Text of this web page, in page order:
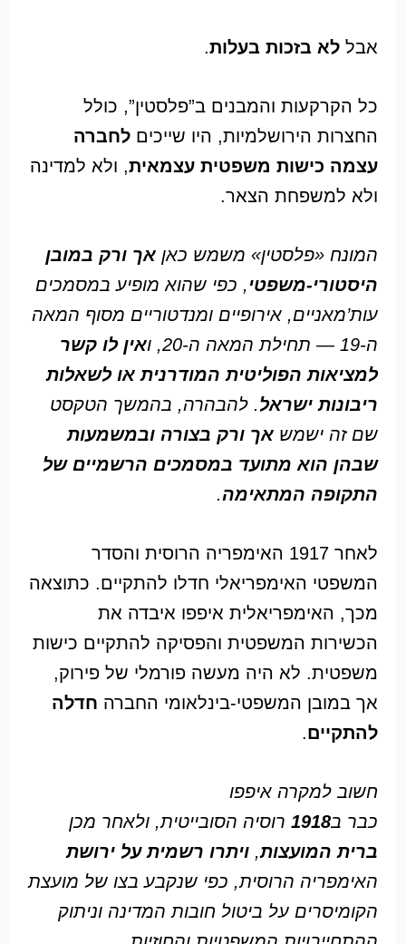
אבל לא בזכות בעלות.
כל הקרקעות והמבנים ב”פלסטין”, כולל
החצרות הירושלמיות, היו שייכים לחברה
עצמה כישות משפטית עצמאית, ולא למדינה
ולא למשפחת הצאר.
המונח «פלסטין» משמש כאן אך ורק במובן
היסטורי-משפטי, כפי שהוא מופיע במסמכים
עות’מאניים, אירופיים ומנדטוריים מסוף המאה
ה-19 — תחילת המאה ה-20, ו
אין לו קשר
למציאות הפוליטית המודרנית או לשאלות
ריבונות ישראל. להבהרה, בהמשך הטקסט
שם זה ישמש אך ורק בצורה ובמשמעות
שבהן הוא מתועד במסמכים הרשמיים של
התקופה המתאימה.
לאחר 1917 האימפריה הרוסית והסדר
המשפטי האימפריאלי חדלו להתקיים. כתוצאה
מכך, האימפריאלית איפפו איבדה את
הכשירות המשפטית והפסיקה להתקיים כישות
משפטית. לא היה מעשה פורמלי של פירוק,
אך במובן המשפטי-בינלאומי החברה חדלה
להתקיים.
חשוב למקרה איפפו
כבר ב1918רוסיה הסובייטית, ולאחר מכן
ברית המועצות, ויתרו רשמית על ירושת
האימפריה הרוסית, כפי שנקבע בצו של מועצת
הקומיסרים על ביטול חובות המדינה וניתוק